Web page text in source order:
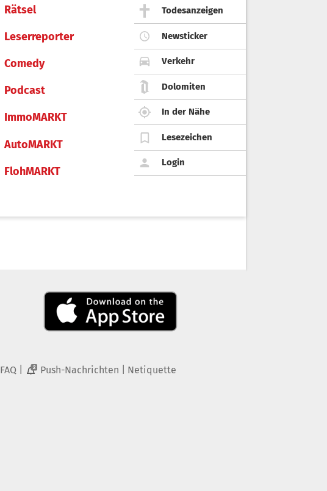
Rätsel
Leserreporter
Comedy
Podcast
ImmoMARKT
AutoMARKT
FlohMARKT
Todesanzeigen
Newsticker
Verkehr
Dolomiten
In der Nähe
Lesezeichen
Login
FAQ 2 Push-Nachrichten Netiquette